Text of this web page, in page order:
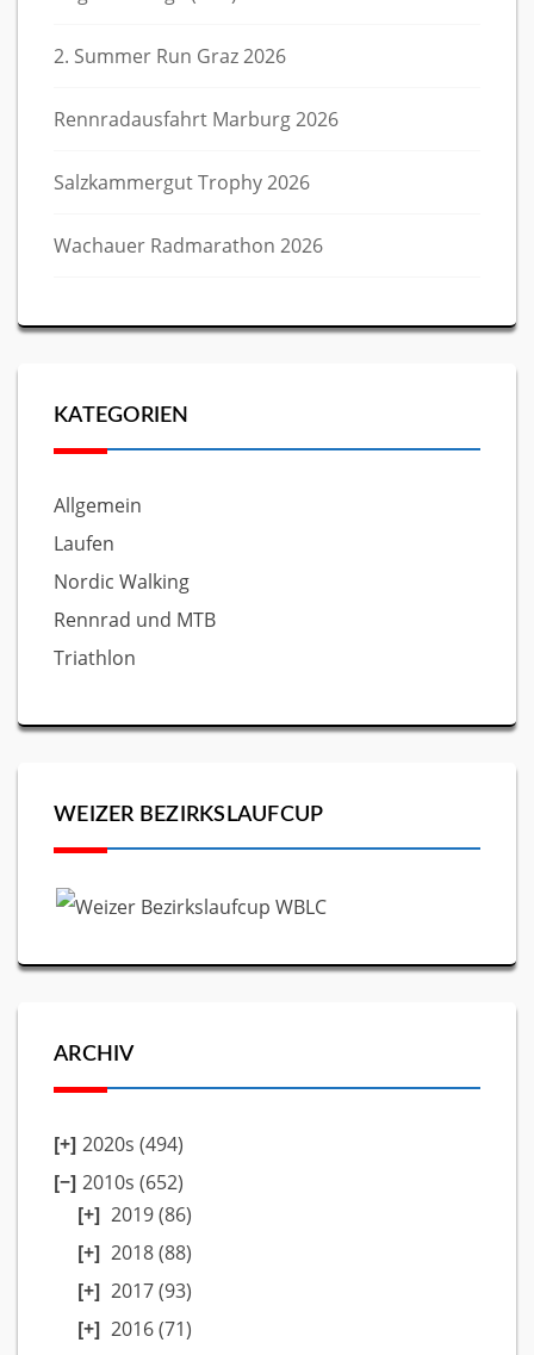
2. Summer Run Graz 2026
Rennradausfahrt Marburg 2026
Salzkammergut Trophy 2026
Wachauer Radmarathon 2026
KATEGORIEN
Allgemein
Laufen
Nordic Walking
Rennrad und MTB
Triathlon
WEIZER BEZIRKSLAUFCUP
ARCHIV
2020s (494)
2010s (652)
2019(86)
2018(88)
2017(93)
2016(71)